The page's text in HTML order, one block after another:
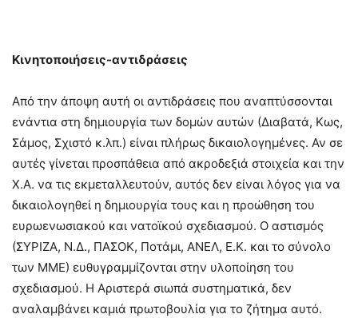
Κινητοποιήσεις-αντιδράσεις
Από την άποψη αυτή οι αντιδράσεις που αναπτύσσονται
ενάντια στη δημιουργία των δομών αυτών (Διαβατά, Κως,
Σάμος, Σχιστό κ.λπ.) είναι πλήρως δικαιολογημένες. Αν σε
αυτές γίνεται προσπάθεια από ακροδεξιά στοιχεία και την
Χ.Α. να τις εκμεταλλευτούν, αυτός δεν είναι λόγος για να
δικαιολογηθεί η δημιουργία τους και η προώθηση του
ευρωενωσιακού και νατοϊκού σχεδιασμού. Ο αστισμός
(ΣΥΡΙΖΑ, Ν.Δ., ΠΑΣΟΚ, Ποτάμι, ΑΝΕΛ, Ε.Κ. και το σύνολο
των ΜΜΕ) ευθυγραμμίζονται στην υλοποίηση του
σχεδιασμού. Η Αριστερά σιωπά συστηματικά, δεν
αναλαμβάνει καμιά πρωτοβουλία για το ζήτημα αυτό.